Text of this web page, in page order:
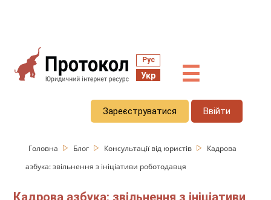
Рус
Укр ☰
Зареєструватися Ввійти
Головна Блог Консультації від юристів
Кадрова
азбука: звільнення з ініціативи роботодавця
Кадрова азбука: звільнення з ініціативи